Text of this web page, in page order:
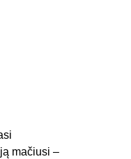
mačiusi –